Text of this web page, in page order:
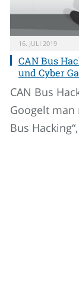
16. JULI 2019
CAN Bus
und Cyber
CAN Bus
Googelt man
Bus